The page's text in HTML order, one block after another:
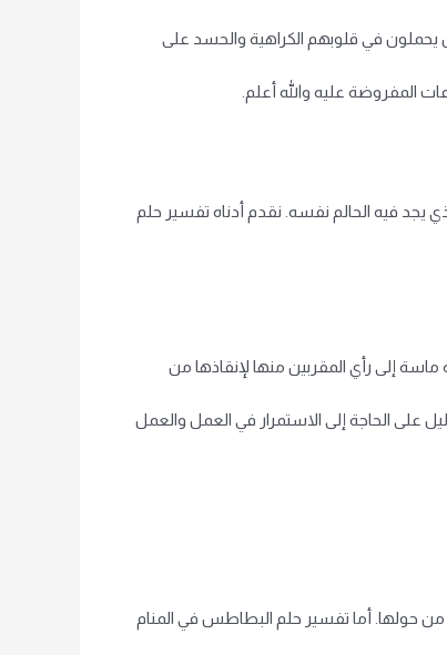
يحملون في قلوبهم الكراهية والحسد على
المفروضة عليه والله أعلم.
يجد فيه الحالم نفسه. نقدم أدناه تفسير حلم
إلى رأي المقربين منها لإنقاذها من
على الحاجة إلى الاستمرار في العمل والعمل
حولها. أما تفسير حلم البطاطس في المنام